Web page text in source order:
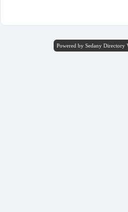
Powered by Sedany Directory